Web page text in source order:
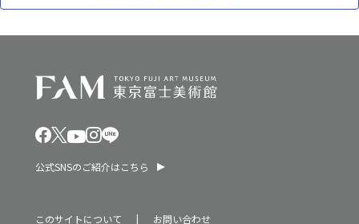
公式SNSのご紹介はこちら
このサイトについて お問い合わせ